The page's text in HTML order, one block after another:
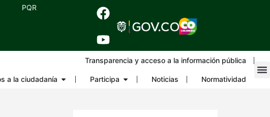
PQR
Transparencia y acceso a la información pública
a la ciudadanía Participa Noticias Normatividad